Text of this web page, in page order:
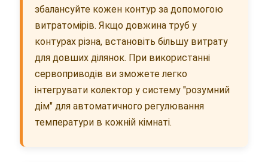
збалансуйте кожен контур за допомогою
витратомірів. Якщо довжина труб у
контурах різна, встановіть більшу витрату
для довших ділянок. При використанні
сервоприводів ви зможете легко
інтегрувати колектор у систему "розумний
дім" для автоматичного регулювання
температури в кожній кімнаті.